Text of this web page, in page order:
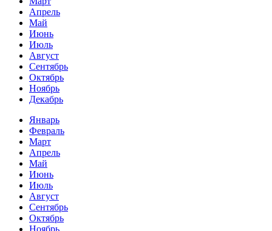
Апрель
Май
Июнь
Июль
Август
Сентябрь
Октябрь
Ноябрь
Декабрь
Январь
Февраль
Март
Апрель
Май
Июнь
Июль
Август
Сентябрь
Октябрь